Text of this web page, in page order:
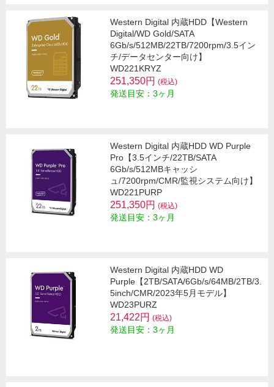
Western Digital 内蔵HDD【Western
Digital/WD Gold/SATA
6Gb/s/512MB/22TB/7200rpm/3.5イン
チ/データセンター向け】
WD221KRYZ
251,350円 (税込)
発送目安：3ヶ月
Western Digital 内蔵HDD WD Purple
Pro【3.5インチ/22TB/SATA
6Gb/s/512MBキャッシ
ュ/7200rpm/CMR/監視システム向け】
WD221PURP
251,350円 (税込)
発送目安：3ヶ月
Western Digital 内蔵HDD WD
Purple【2TB/SATA/6Gb/s/64MB/2TB/3.
5inch/CMR/2023年5月モデル】
WD23PURZ
21,422円 (税込)
発送目安：3ヶ月